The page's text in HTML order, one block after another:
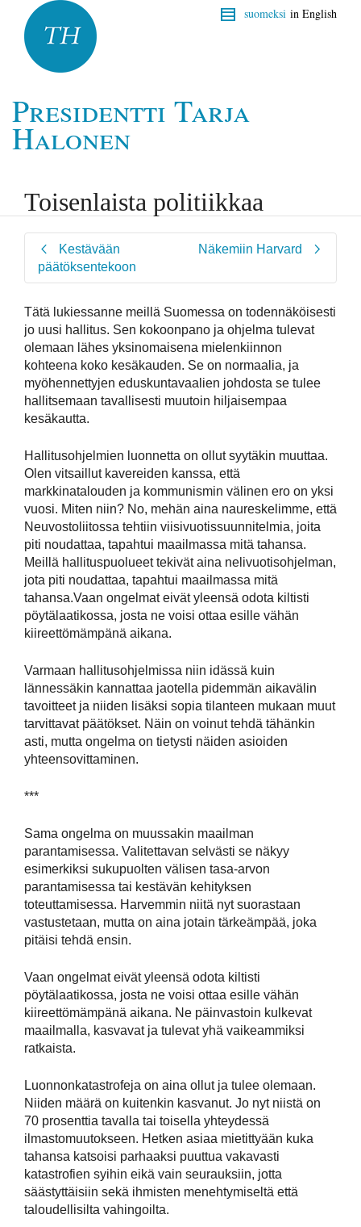
suomeksi in English
Presidentti Tarja
Halonen
Toisenlaista politiikkaa
Kestävään
päätöksentekoon
Näkemiin Harvard
Tätä lukiessanne meillä Suomessa on todennäköisesti
jo uusi hallitus. Sen kokoonpano ja ohjelma tulevat
olemaan lähes yksinomaisena mielenkiinnon
kohteena koko kesäkauden. Se on normaalia, ja
myöhennettyjen eduskuntavaalien johdosta se tulee
hallitsemaan tavallisesti muutoin hiljaisempaa
kesäkautta.
Hallitusohjelmien luonnetta on ollut syytäkin muuttaa.
Olen vitsaillut kavereiden kanssa, että
markkinatalouden ja kommunismin välinen ero on yksi
vuosi. Miten niin? No, mehän aina naureskelimme, että
Neuvostoliitossa tehtiin viisivuotissuunnitelmia, joita
piti noudattaa, tapahtui maailmassa mitä tahansa.
Meillä hallituspuolueet tekivät aina nelivuotisohjelman,
jota piti noudattaa, tapahtui maailmassa mitä
tahansa.Vaan ongelmat eivät yleensä odota kiltisti
pöytälaatikossa, josta ne voisi ottaa esille vähän
kiireettömämpänä aikana.
Varmaan hallitusohjelmissa niin idässä kuin
lännessäkin kannattaa jaotella pidemmän aikavälin
tavoitteet ja niiden lisäksi sopia tilanteen mukaan muut
tarvittavat päätökset. Näin on voinut tehdä tähänkin
asti, mutta ongelma on tietysti näiden asioiden
yhteensovittaminen.
***
Sama ongelma on muussakin maailman
parantamisessa. Valitettavan selvästi se näkyy
esimerkiksi sukupuolten välisen tasa-arvon
parantamisessa tai kestävän kehityksen
toteuttamisessa. Harvemmin niitä nyt suorastaan
vastustetaan, mutta on aina jotain tärkeämpää, joka
pitäisi tehdä ensin.
Vaan ongelmat eivät yleensä odota kiltisti
pöytälaatikossa, josta ne voisi ottaa esille vähän
kiireettömämpänä aikana. Ne päinvastoin kulkevat
maailmalla, kasvavat ja tulevat yhä vaikeammiksi
ratkaista.
Luonnonkatastrofeja on aina ollut ja tulee olemaan.
Niiden määrä on kuitenkin kasvanut. Jo nyt niistä on
70 prosenttia tavalla tai toisella yhteydessä
ilmastomuutokseen. Hetken asiaa mietittyään kuka
tahansa katsoisi parhaaksi puuttua vakavasti
katastrofien syihin eikä vain seurauksiin, jotta
säästyttäisiin sekä ihmisten menehtymiseltä että
taloudellisilta vahingoilta.